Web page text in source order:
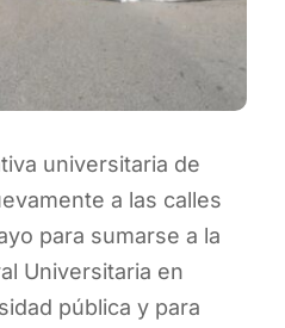
universitaria de
a las calles
para sumarse a la
Universitaria en
pública y para